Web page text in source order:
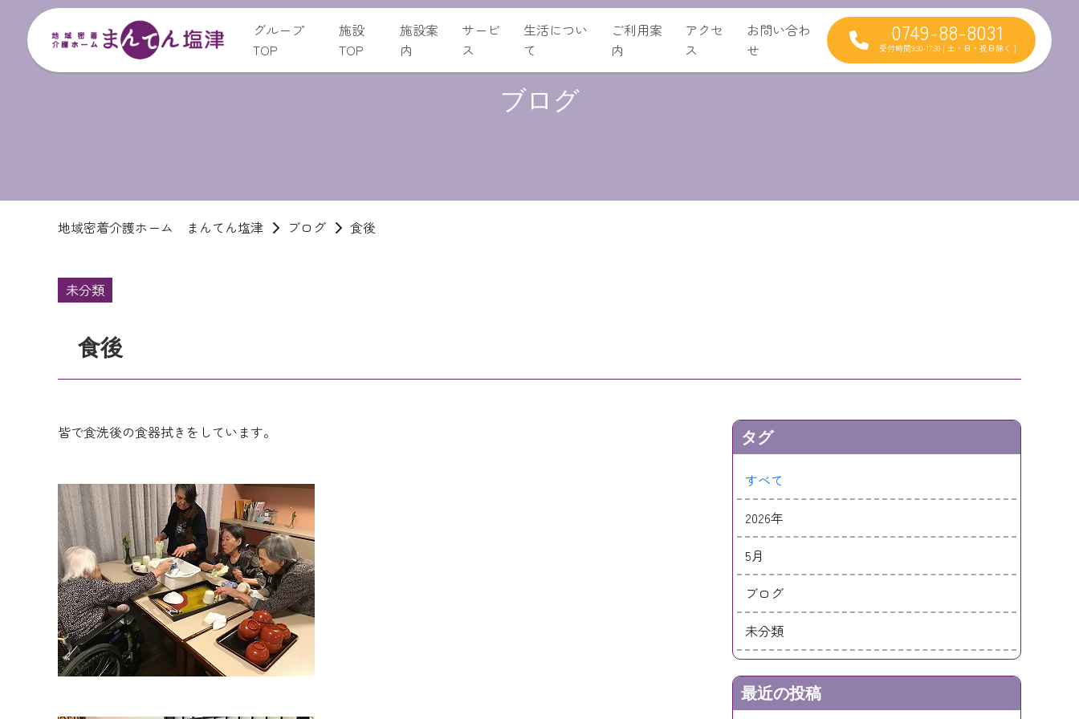
グループ
TOP
施設
TOP
施設案
内
サービ
ス
生活につい
て
ご利用案
内
アクセ
ス
お問い合わ
せ
0749-88-8031
受付時間9:30-17:30 [ 土・日・祝日除く ]
ブログ
地域密着介護ホーム まんてん塩津 ブログ 食後
未分類
食後
皆で食洗後の食器拭きをしています。 タグ
すべて
2026年
5月
ブログ
未分類
最近の投稿